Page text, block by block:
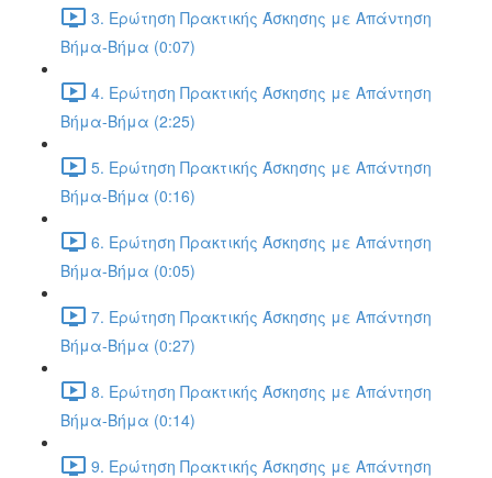
3. Ερώτηση Πρακτικής Άσκησης με Απάντηση
Βήμα-Βήμα (0:07)
4. Ερώτηση Πρακτικής Άσκησης με Απάντηση
Βήμα-Βήμα (2:25)
5. Ερώτηση Πρακτικής Άσκησης με Απάντηση
Βήμα-Βήμα (0:16)
6. Ερώτηση Πρακτικής Άσκησης με Απάντηση
Βήμα-Βήμα (0:05)
7. Ερώτηση Πρακτικής Άσκησης με Απάντηση
Βήμα-Βήμα (0:27)
8. Ερώτηση Πρακτικής Άσκησης με Απάντηση
Βήμα-Βήμα (0:14)
9. Ερώτηση Πρακτικής Άσκησης με Απάντηση